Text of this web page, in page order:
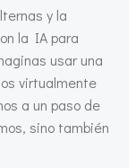
y la
la IA para
usar una
virtualmente
a un paso de
sino también